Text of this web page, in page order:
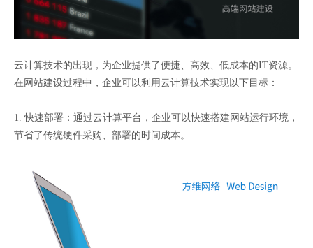
云计算技术的出现，为企业提供了便捷、高效、低成本的IT资源。
在网站建设过程中，企业可以利用云计算技术实现以下目标：
1. 快速部署：通过云计算平台，企业可以快速搭建网站运行环境，
节省了传统硬件采购、部署的时间成本。